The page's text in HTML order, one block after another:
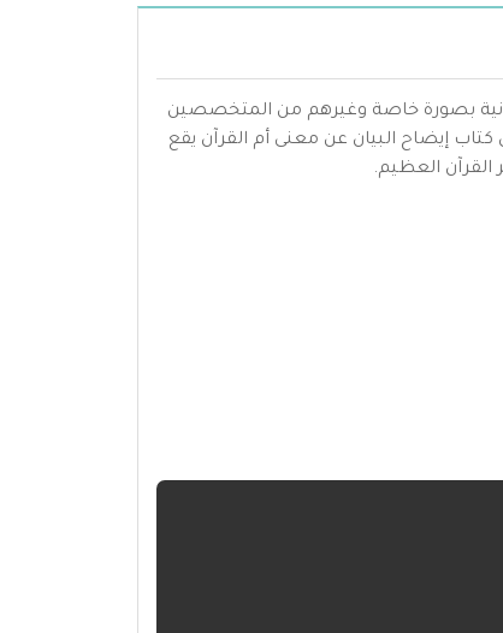
بصورة خاصة وغيرهم من المتخصصين
إيضاح البيان عن معنى أم القرآن يقع
العظيم.